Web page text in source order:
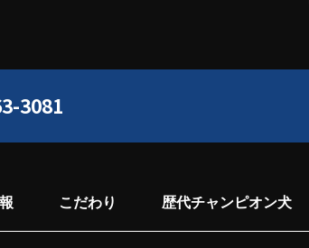
3081
こだわり 歴代チャンピオン犬